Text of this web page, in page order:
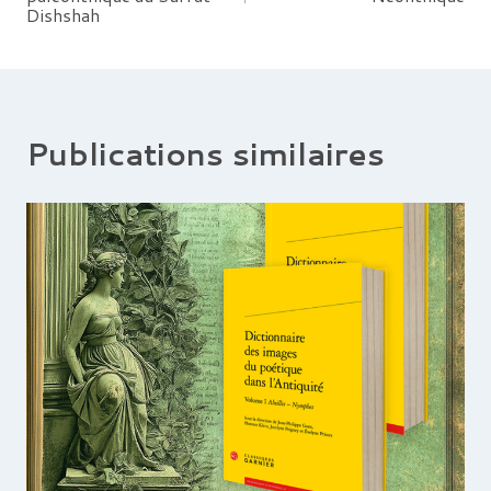
Dishshah
Publications similaires